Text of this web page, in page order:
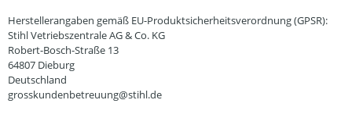
Herstellerangaben gemäß EU-Produktsicherheitsverordnung (GPSR):
Stihl Vetriebszentrale AG & Co. KG
Robert-Bosch-Straße 13
64807 Dieburg
Deutschland
grosskundenbetreuung@stihl.de